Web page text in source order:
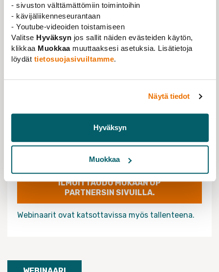
- sivuston välttämättömiin toimintoihin
- kävijäliikenneseurantaan
- Youtube-videoiden toistamiseen
Valitse Hyväksyn jos sallit näiden evästeiden käytön,
klikkaa Muokkaamuuttaaksesi asetuksia. Lisätietoja
löydät tietosuojasivuiltamme.
Näytä tiedot
Hyväksyn
Muokkaa
TAPAHTUMAN TIEDOT
VERKOSSA
TAPAHTUMA-AIKA
09.09.2026 klo 18:00 - 19:00
Tieteentekijät
ILMOITTAUDU MUKAAN UP
PARTNERSIN SIVUILLA.
Webinaarit ovat katsottavissa myös tallenteena.